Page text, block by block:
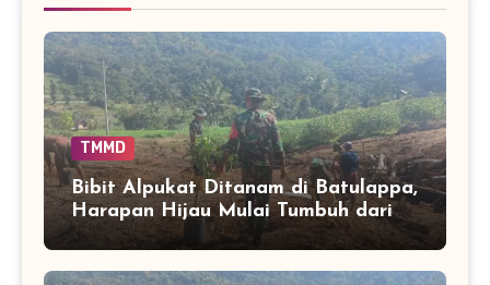
TMMD
Bibit Alpukat Ditanam di Batulappa,
Harapan Hijau Mulai Tumbuh dari
Desa Langi